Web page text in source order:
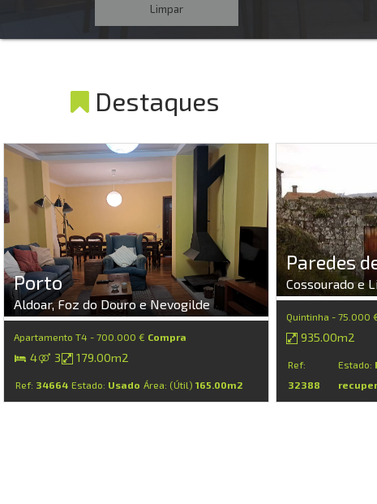
Destaques
Porto
Aldoar, Foz do Douro e Nevogilde
Apartamento T4 - 700.000 € Compra
4 3 179.00m2
Ref: 34664 Estado: Usado Área: (Útil) 165.00m2
Paredes
Cossourado e
Quintinha - 75.000
935.00m2
Ref:
32388
Estado: